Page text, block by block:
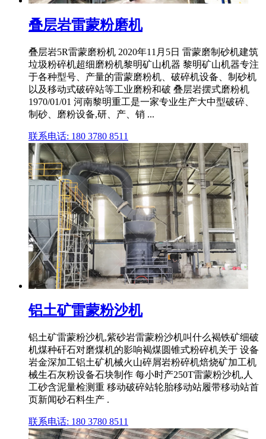
叠层岩雷蒙粉磨机
叠层岩5R雷蒙磨粉机 2020年11月5日 雷蒙磨制砂机建筑
垃圾粉碎机超细磨粉机黎明矿山机器 黎明矿山机器专注
于各种型号、产量的雷蒙磨粉机、破碎机设备、制砂机
以及移动式破碎站等工业磨粉和破 叠层岩摆式磨粉机
1970/01/01 河南黎明重工是一家专业生产大中型破碎、
制砂、磨粉设备,研、产、销 ...
联系电话: 180 3780 8511
铝土矿雷蒙粉沙机
铝土矿雷蒙粉沙机,紫砂岩雷蒙粉沙机叫什么褐铁矿细破
机煤种矸石对磨煤机的影响褐煤圆锥式粉碎机关于 设备
岩金深加工铝土矿机械火山碎屑岩粉碎机焙烧矿加工机
械生石灰粉设备石块制作 每小时产250T雷蒙粉沙机,人
工砂含泥量检测重 移动破碎站轮胎移动站履带移动站首
页新闻砂石料生产 .
联系电话: 180 3780 8511